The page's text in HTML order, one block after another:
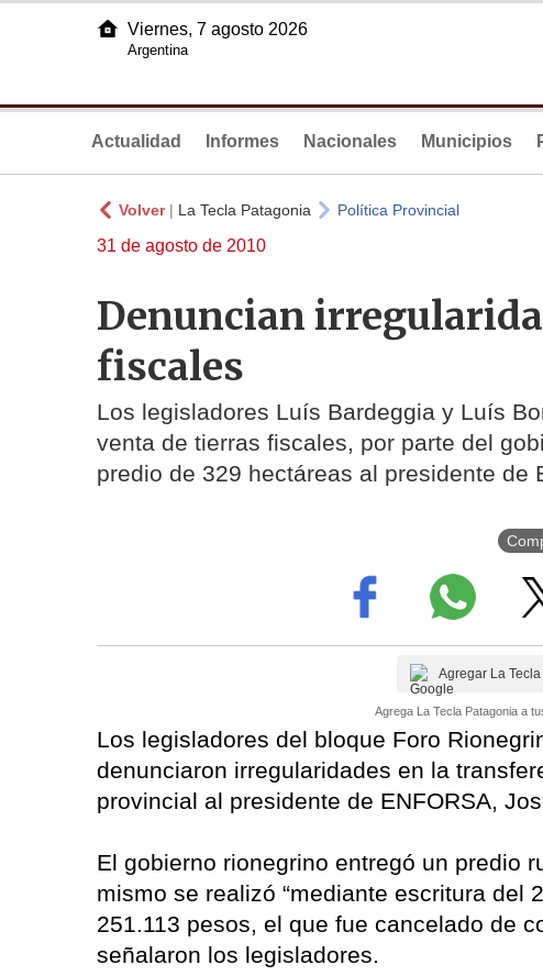
Viernes, 7 agosto 2026
Argentina
Actualidad Informes Nacionales Municipios
Volver| La Tecla Patagonia Política Provincial
31 de agosto de 2010
Denuncian
fiscales
Los legisladores Luís Bardeggia y Luís
venta de tierras fiscales, por parte del
predio de 329 hectáreas al presidente de
Agregar La
Agrega La Tecla Patagonia a
Los legisladores del bloque Foro
denunciaron irregularidades en la
provincial al presidente de ENFORSA,
El gobierno rionegrino entregó un predio
mismo se realizó “mediante escritura del
251.113 pesos, el que fue cancelado de
señalaron los legisladores.